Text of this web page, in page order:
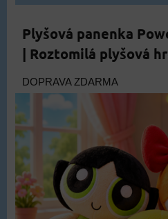
Plyšová panenka
| Roztomilá plyšová
DOPRAVA ZDARMA